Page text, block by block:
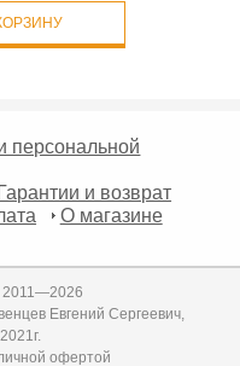
персональной
Гарантии и возврат
О магазине
2011—2026
Евгений Сергеевич,
офертой